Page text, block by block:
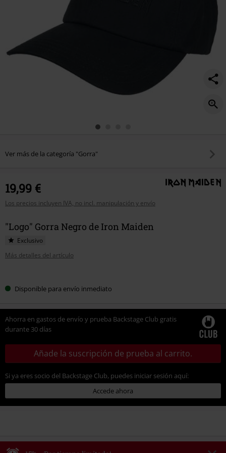
Ver más de la categoría "Gorra"
19,99 €
Los precios incluyen IVA, no incl. manipulación y envío
"Logo" Gorra Negro de Iron Maiden
Exclusivo
Más detalles del artículo
tu Disponible para envío inmediato
Ahorra en gastos de envío y prueba Backstage Club gratis
durante 30 días
Añade la suscripción de prueba al carrito.
Si ya eres socio del Backstage Club, puedes iniciar sesión aquí:
Accede ahora